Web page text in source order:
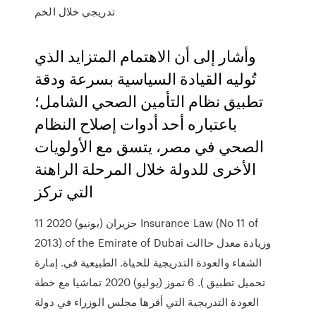
تدريجي خلال الخم
وأشار إلى أن الاهتمام المتزايد الذي
تُوليه القيادة السياسية بسرعة ودقة
تطبيق نظام التأمين الصحي الشامل؛
باعتباره أحد أدوات إصلاح النظام
الصحي في مصر، يتسق مع الأولويات
الأخرى للدولة خلال المرحلة الراهنة
التي تركز
11 حزيران (يونيو) 2020 Insurance Law (No 11 of
2013) of the Emirate of Dubai وزيادة معدل حاالت
الشفاء والعودة التدريجية للحياة. الطبيعية في. إمارة
تحميل تطبيق ). 6 تموز (يوليو) 2020 تماشيا مع خطة
العودة التدريجية التي أقرها مجلس الوزراء في دولة